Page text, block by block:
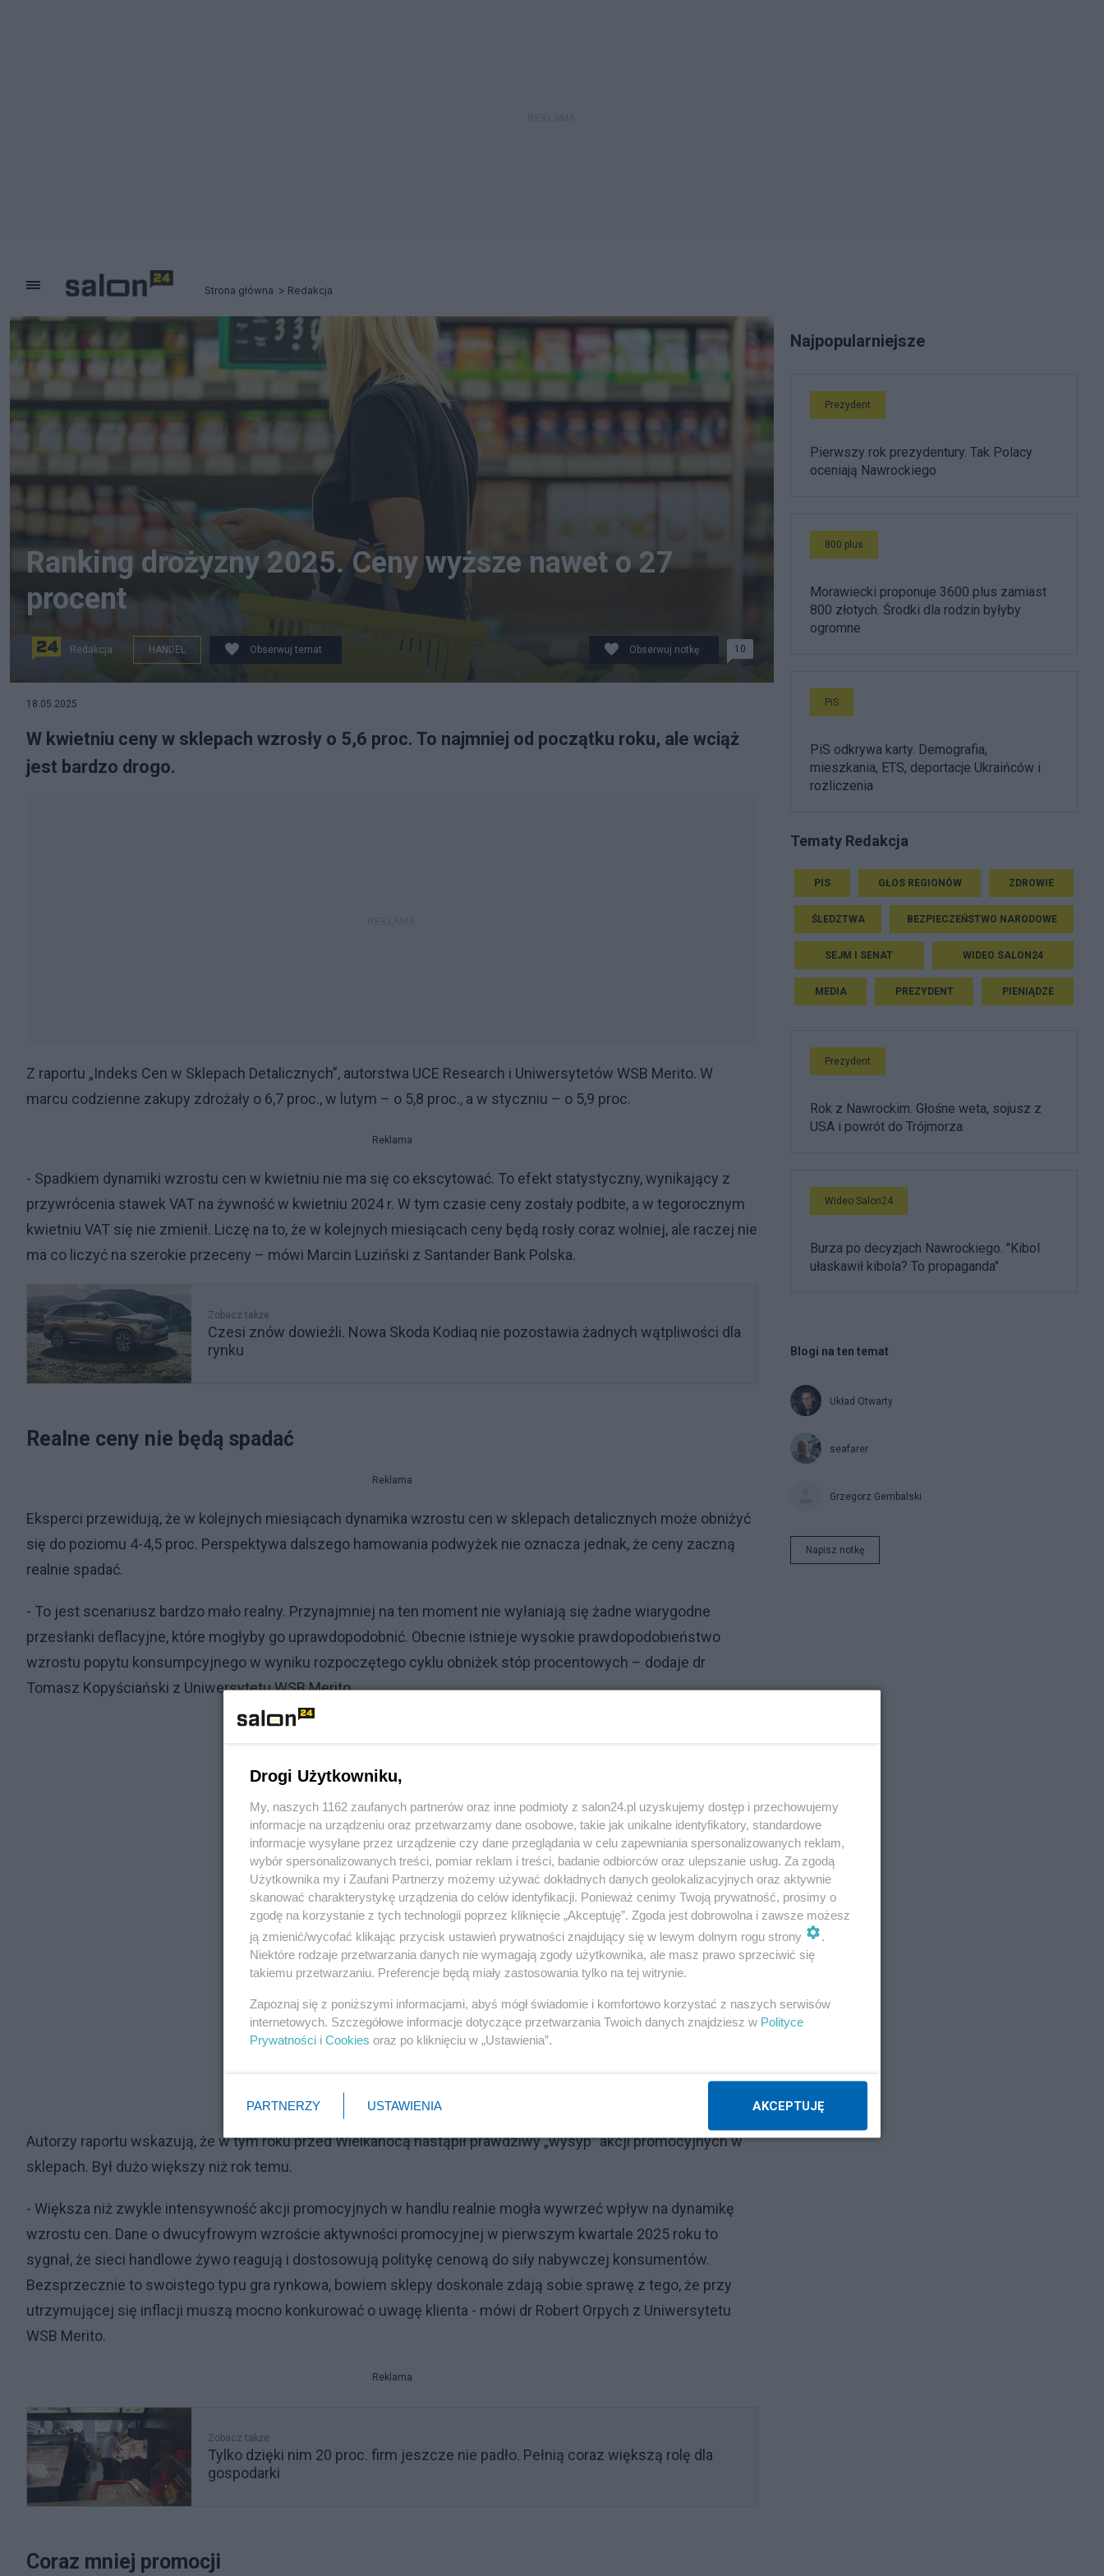
Strona główna Redakcja
Ranking drożyzny 2025. Ceny wyższe nawet o 27
procent
Redakcja HANDEL Obserwuj temat Obserwuj notkę 10
18.05.2025
W kwietniu ceny w sklepach wzrosły o 5,6 proc. To najmniej od początku roku, ale wciąż
jest bardzo drogo.
Z raportu „Indeks Cen w Sklepach Detalicznych”, autorstwa UCE Research i Uniwersytetów WSB Merito. W
marcu codzienne zakupy zdrożały o 6,7 proc., w lutym – o 5,8 proc., a w styczniu – o 5,9 proc.
Reklama
- Spadkiem dynamiki wzrostu cen w kwietniu nie ma się co ekscytować. To efekt statystyczny, wynikający z
przywrócenia stawek VAT na żywność w kwietniu 2024 r. W tym czasie ceny zostały podbite, a w tegorocznym
kwietniu VAT się nie zmienił. Liczę na to, że w kolejnych miesiącach ceny będą rosły coraz wolniej, ale raczej nie
ma co liczyć na szerokie przeceny – mówi Marcin Luziński z Santander Bank Polska.
Zobacz także
Czesi znów dowieźli. Nowa Skoda Kodiaq nie pozostawia żadnych wątpliwości dla
rynku
Realne ceny nie będą spadać
Reklama
Eksperci przewidują, że w kolejnych miesiącach dynamika wzrostu cen w sklepach detalicznych może obniżyć
się do poziomu 4-4,5 proc. Perspektywa dalszego hamowania podwyżek nie oznacza jednak, że ceny zaczną
realnie spadać.
- To jest scenariusz bardzo mało realny. Przynajmniej na ten moment nie wyłaniają się żadne wiarygodne
przesłanki deflacyjne, które mogłyby go uprawdopodobnić. Obecnie istnieje wysokie prawdopodobieństwo
wzrostu popytu konsumpcyjnego w wyniku rozpoczętego cyklu obniżek stóp procentowych – dodaje dr
Tomasz Kopyściański z Uniwersytetu WSB Merito.
Autorzy raportu wskazują, że w tym roku przed Wielkanocą nastąpił prawdziwy „wysyp” akcji promocyjnych w
sklepach. Był dużo większy niż rok temu.
- Większa niż zwykle intensywność akcji promocyjnych w handlu realnie mogła wywrzeć wpływ na dynamikę
wzrostu cen. Dane o dwucyfrowym wzroście aktywności promocyjnej w pierwszym kwartale 2025 roku to
sygnał, że sieci handlowe żywo reagują i dostosowują politykę cenową do siły nabywczej konsumentów.
Bezsprzecznie to swoistego typu gra rynkowa, bowiem sklepy doskonale zdają sobie sprawę z tego, że przy
utrzymującej się inflacji muszą mocno konkurować o uwagę klienta - mówi dr Robert Orpych z Uniwersytetu
WSB Merito.
Reklama
Zobacz także
Tylko dzięki nim 20 proc. firm jeszcze nie padło. Pełnią coraz większą rolę dla
gospodarki
Coraz mniej promocji
Najpopularniejsze
Prezydent
Pierwszy rok prezydentury. Tak Polacy
oceniają Nawrockiego
800 plus
Morawiecki proponuje 3600 plus zamiast
800 złotych. Środki dla rodzin byłyby
ogromne
PiS
PiS odkrywa karty. Demografia,
mieszkania, ETS, deportacje Ukraińców i
rozliczenia
Tematy Redakcja
PIS GŁOS REGIONÓW ZDROWIE
ŚLEDZTWA BEZPIECZEŃSTWO NARODOWE
SEJM I SENAT WIDEO SALON24
MEDIA PREZYDENT PIENIĄDZE
Prezydent
Rok z Nawrockim. Głośne weta, sojusz z
USA i powrót do Trójmorza
Wideo Salon24
Burza po decyzjach Nawrockiego. "Kibol
ułaskawił kibola? To propaganda"
Blogi na ten temat
Układ Otwarty
seafarer
Grzegorz Gembalski
Napisz notkę
Drogi Użytkowniku,
My, naszych 1162 zaufanych partnerów oraz inne podmioty z salon24.pl uzyskujemy dostęp i przechowujemy
informacje na urządzeniu oraz przetwarzamy dane osobowe, takie jak unikalne identyfikatory, standardowe
informacje wysyłane przez urządzenie czy dane przeglądania w celu zapewniania spersonalizowanych reklam,
wybór spersonalizowanych treści, pomiar reklam i treści, badanie odbiorców oraz ulepszanie usług. Za zgodą
Użytkownika my i Zaufani Partnerzy możemy używać dokładnych danych geolokalizacyjnych oraz aktywnie
skanować charakterystykę urządzenia do celów identyfikacji. Ponieważ cenimy Twoją prywatność, prosimy o
zgodę na korzystanie z tych technologii poprzez kliknięcie „Akceptuję”. Zgoda jest dobrowolna i zawsze możesz
ją zmienić/wycofać klikając przycisk ustawień prywatności znajdujący się w lewym dolnym rogu strony
.
Niektóre rodzaje przetwarzania danych nie wymagają zgody użytkownika, ale masz prawo sprzeciwić się
takiemu przetwarzaniu. Preferencje będą miały zastosowania tylko na tej witrynie.
Zapoznaj się z poniższymi informacjami, abyś mógł świadomie i komfortowo korzystać z naszych serwisów
internetowych. Szczegółowe informacje dotyczące przetwarzania Twoich danych znajdziesz w Polityce
Prywatności i Cookies oraz po kliknięciu w „Ustawienia”.
PARTNERZY USTAWIENIA AKCEPTUJĘ